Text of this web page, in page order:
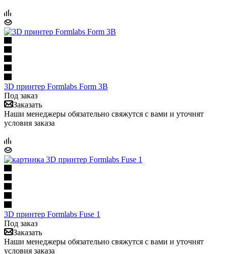
3D принтер Formlabs Form 3B
Под заказ
Заказать
Наши менеджеры обязательно свяжутся с вами и уточнят
условия заказа
3D принтер Formlabs Fuse 1
Под заказ
Заказать
Наши менеджеры обязательно свяжутся с вами и уточнят
условия заказа